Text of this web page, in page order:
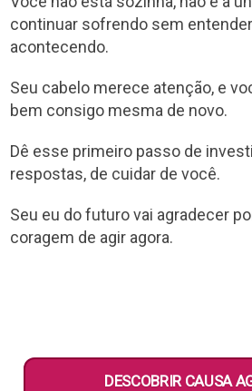
continuar sofrendo sem
acontecendo.
Seu cabelo merece atenção, e
bem consigo mesma de novo.
Dê esse primeiro passo de
respostas, de cuidar de você.
Seu eu do futuro vai agradecer
coragem de agir agora.
DESCOBRIR CAUSA